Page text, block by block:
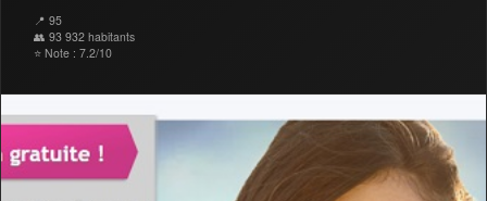
📍 95
👥 93 932 habitants
⭐ Note : 7.2/10